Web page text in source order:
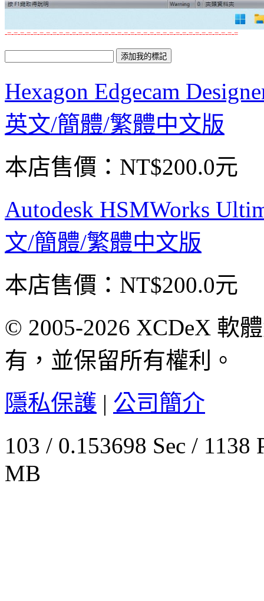
-=-=-=-=-=-=-=-=-=-=-=-=-=-=-=-=-=-=-=-=-=-=-=-=-=-=-=-=-=-=-=-=-=-=-=-=
Hexagon Edgecam
英文/簡體/繁體中文版
本店售價： NT$200.0元
Autodesk HSMWorks
文/簡體/繁體中文版
本店售價： NT$200.0元
© 2005-2026 XCDeX 軟
有，並保留所有權利。
隱私保護 | 公司簡介
103 / 0.153698 Sec /
MB